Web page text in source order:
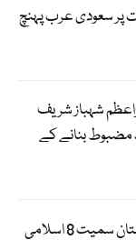
پر سعودی عرب پہنچ
شہباز شریف
مضبوط بنانے کے
غزہ میں اسرائیلی کارروائیوں پر پاکستان سمیت 8 اسلامی